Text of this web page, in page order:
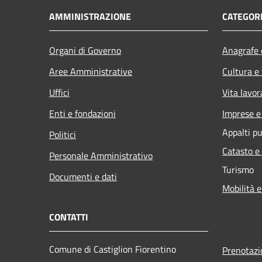
AMMINISTRAZIONE
Organi di Governo
Aree Amministrative
Uffici
Enti e fondazioni
Politici
Personale Amministrativo
Documenti e dati
Cultura
Vita
Imprese
Appalti
Catasto
Turismo
Mobilità
CONTATTI
Comune di Castiglion Fiorentino